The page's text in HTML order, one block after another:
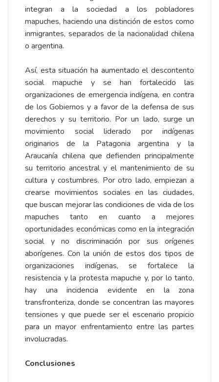
integran a la sociedad a los pobladores
mapuches, haciendo una distinción de estos como
inmigrantes, separados de la nacionalidad chilena
o argentina.
Así, esta situación ha aumentado el descontento
social mapuche y se han fortalecido las
organizaciones de emergencia indígena, en contra
de los Gobiernos y a favor de la defensa de sus
derechos y su territorio. Por un lado, surge un
movimiento social liderado por indígenas
originarios de la Patagonia argentina y la
Araucanía chilena que defienden principalmente
su territorio ancestral y el mantenimiento de su
cultura y costumbres. Por otro lado, empiezan a
crearse movimientos sociales en las ciudades,
que buscan mejorar las condiciones de vida de los
mapuches tanto en cuanto a mejores
oportunidades económicas como en la integración
social y no discriminación por sus orígenes
aborígenes. Con la unión de estos dos tipos de
organizaciones indígenas, se fortalece la
resistencia y la protesta mapuche y, por lo tanto,
hay una incidencia evidente en la zona
transfronteriza, donde se concentran las mayores
tensiones y que puede ser el escenario propicio
para un mayor enfrentamiento entre las partes
involucradas.
Conclusiones